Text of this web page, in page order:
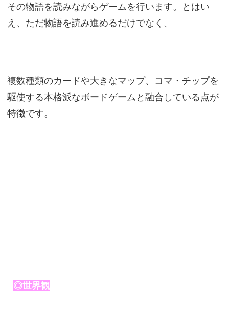
その物語を読みながらゲームを行います。とはい
え、ただ物語を読み進めるだけでなく、
複数種類のカードや大きなマップ、コマ・チップを
駆使する本格派なボードゲームと融合している点が
特徴です。
◎世界観